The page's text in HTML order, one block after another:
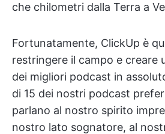
che chilometri dalla Terra a
Fortunatamente, ClickUp è
restringere il campo e creare
dei migliori podcast in
di 15 dei nostri podcast
parlano al nostro spirito
nostro lato sognatore, al